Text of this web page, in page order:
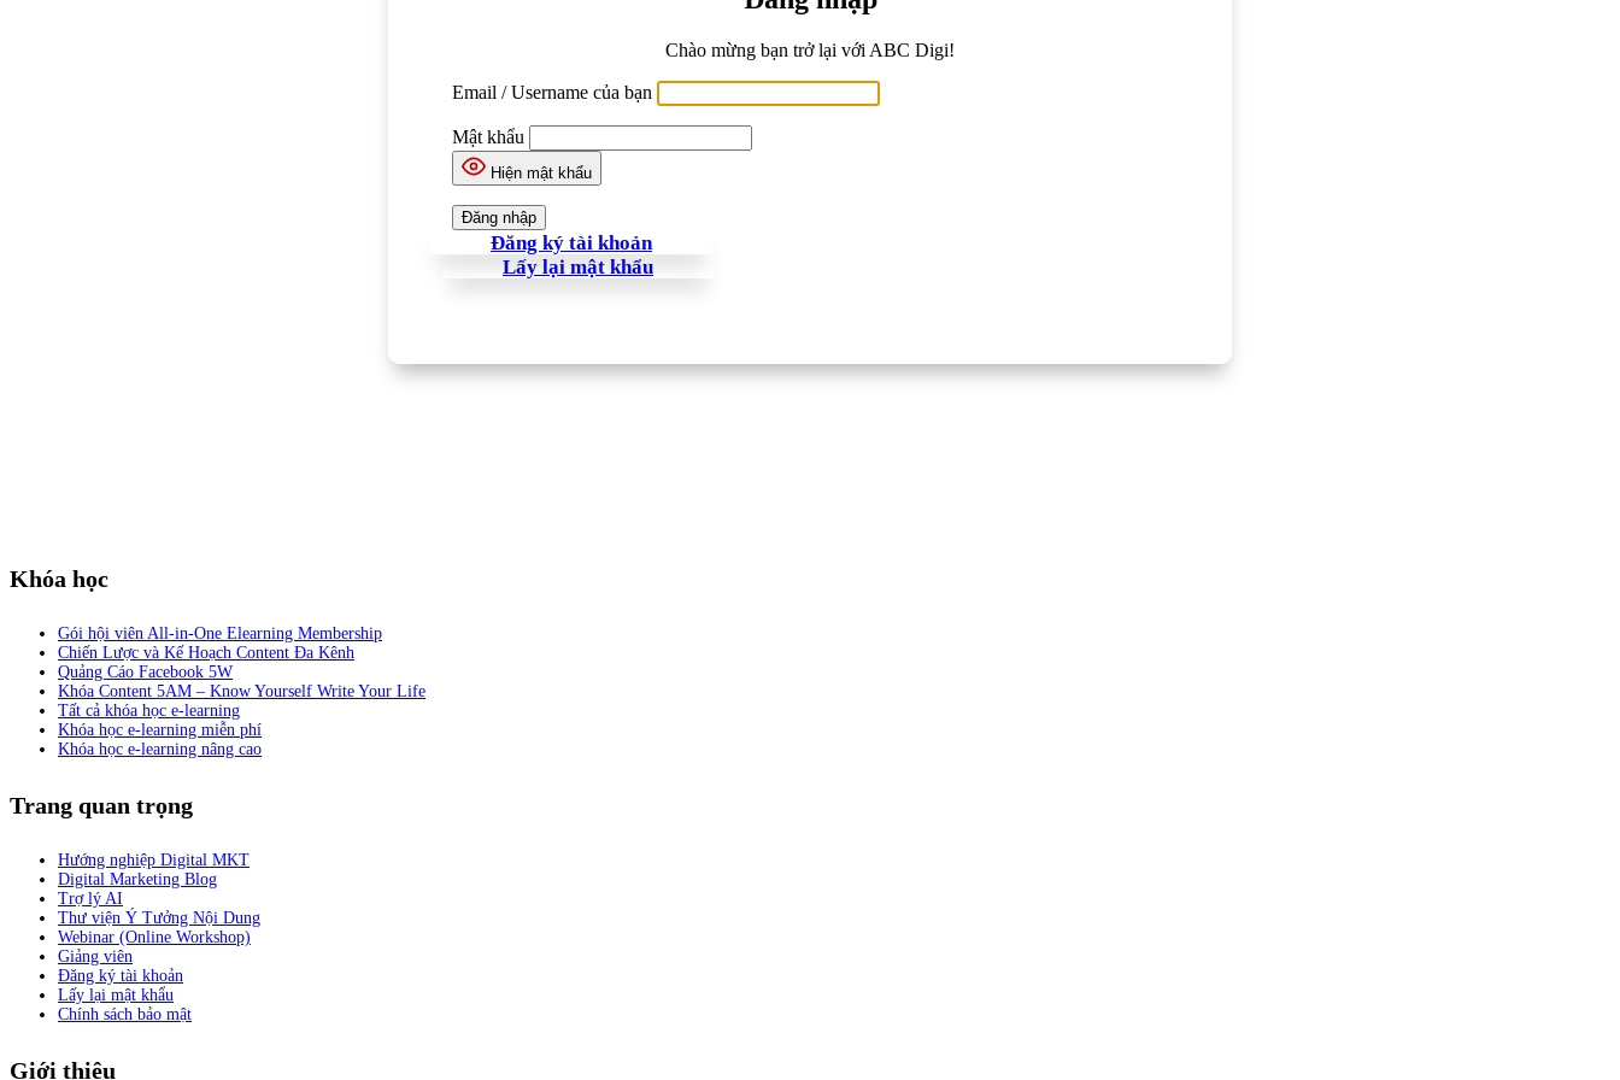
Chào mừng bạn trở lại với ABC Digi!
Email / Username của bạn
Mật khẩu
Hiện mật khẩu
Đăng ký tài khoản
Lấy lại mật khẩu
Khóa học
Gói hội viên All-in-One Elearning Membership
Chiến Lược và Kế Hoạch Content Đa Kênh
Quảng Cáo Facebook 5W
Khóa Content 5AM – Know Yourself Write Your Life
Tất cả khóa học e-learning
Khóa học e-learning miễn phí
Khóa học e-learning nâng cao
Trang quan trọng
Hướng nghiệp Digital MKT
Digital Marketing Blog
Trợ lý AI
Thư viện Ý Tưởng Nội Dung
Webinar (Online Workshop)
Giảng viên
Đăng ký tài khoản
Lấy lại mật khẩu
Chính sách bảo mật
Giới thiệu